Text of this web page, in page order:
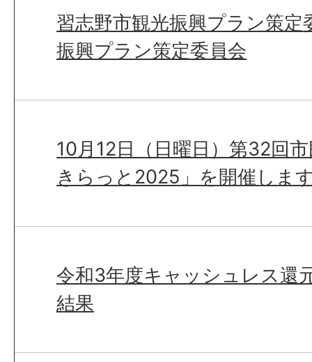
習志野市観光振興プラン策定
振興プラン策定委員会
10月12日（日曜日）第32回
きらっと2025」を開催しま
令和3年度キャッシュレス還
結果